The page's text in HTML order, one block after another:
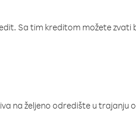
Sa tim kreditom možete zvati
na željeno odredište u trajanju